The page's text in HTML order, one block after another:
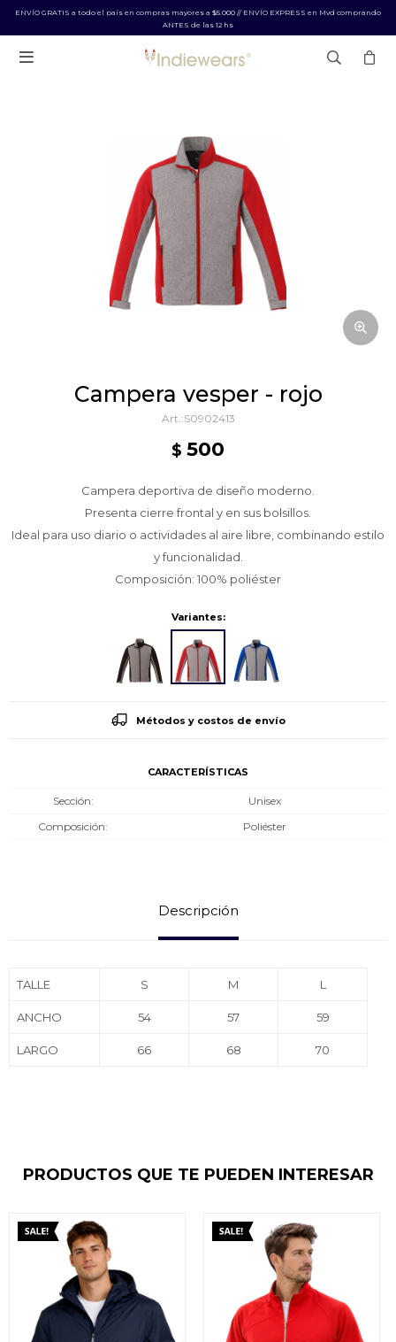
ENVÍO GRATIS a todo el país en compras mayores a $5.000 // ENVÍO EXPRESS en Mvd comprando
ANTES de las 12 hs

campera vesper - rojo
S0902413
$ 500
Campera deportiva de diseño moderno.
Presenta cierre frontal y en sus bolsillos.
Ideal para uso diario o actividades al aire libre, combinando estilo
y funcionalidad.
Composición: 100% poliéster
Variantes:
Métodos y costos de envío
CARACTERÍSTICAS
Sección
Unisex
Composición
Poliéster
Descripción
TALLE S M L
ANCHO 54 57 59
LARGO 66 68 70
PRODUCTOS QUE TE PUEDEN INTERESAR